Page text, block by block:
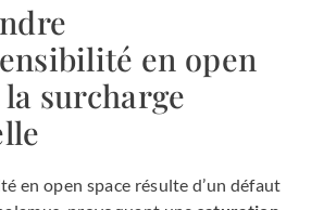
en open
la surcharge
en open space résulte d’un défaut